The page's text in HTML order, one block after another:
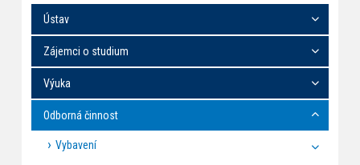
Ústav
Zájemci o studium
Výuka
Odborná činnost
Vybavení